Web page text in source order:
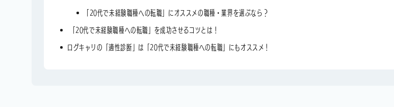
「20代で未経験職種への転職」にオススメの職種・業界を選ぶなら？
「20代で未経験職種への転職」を成功させるコツとは！
ログキャリの「適性診断」は「20代で未経験職種への転職」にもオススメ！